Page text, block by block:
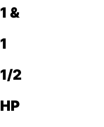
1 &
1
1/2
HP